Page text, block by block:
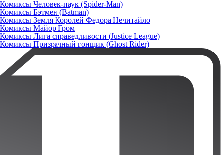
Комиксы Человек-паук (Spider-Man)
Комиксы Бэтмен (Batman)
Комиксы Земля Королей Федора Нечитайло
Комиксы Майор Гром
Комиксы Лига справедливости (Justice League)
Комиксы Призрачный гонщик (Ghost Rider)